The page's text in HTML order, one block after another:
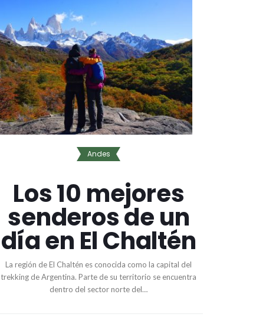
Andes
Los 10 mejores
senderos de un
día en El Chaltén
La región de El Chaltén es conocida como la capital del
trekking de Argentina. Parte de su territorio se encuentra
dentro del sector norte del…